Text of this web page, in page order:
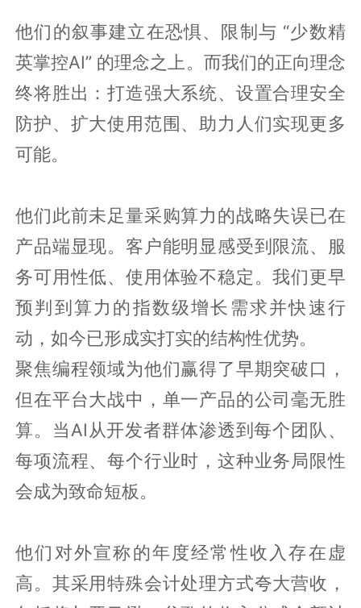
他们的叙事建立在恐惧、限制与 “少数精
英掌控AI” 的理念之上。而我们的正向理念
终将胜出：打造强大系统、设置合理安全
防护、扩大使用范围、助力人们实现更多
可能。
他们此前未足量采购算力的战略失误已在
产品端显现。客户能明显感受到限流、服
务可用性低、使用体验不稳定。我们更早
预判到算力的指数级增长需求并快速行
动，如今已形成实打实的结构性优势。
聚焦编程领域为他们赢得了早期突破口，
但在平台大战中，单一产品的公司毫无胜
算。当AI从开发者群体渗透到每个团队、
每项流程、每个行业时，这种业务局限性
会成为致命短板。
他们对外宣称的年度经常性收入存在虚
高。其采用特殊会计处理方式夸大营收，